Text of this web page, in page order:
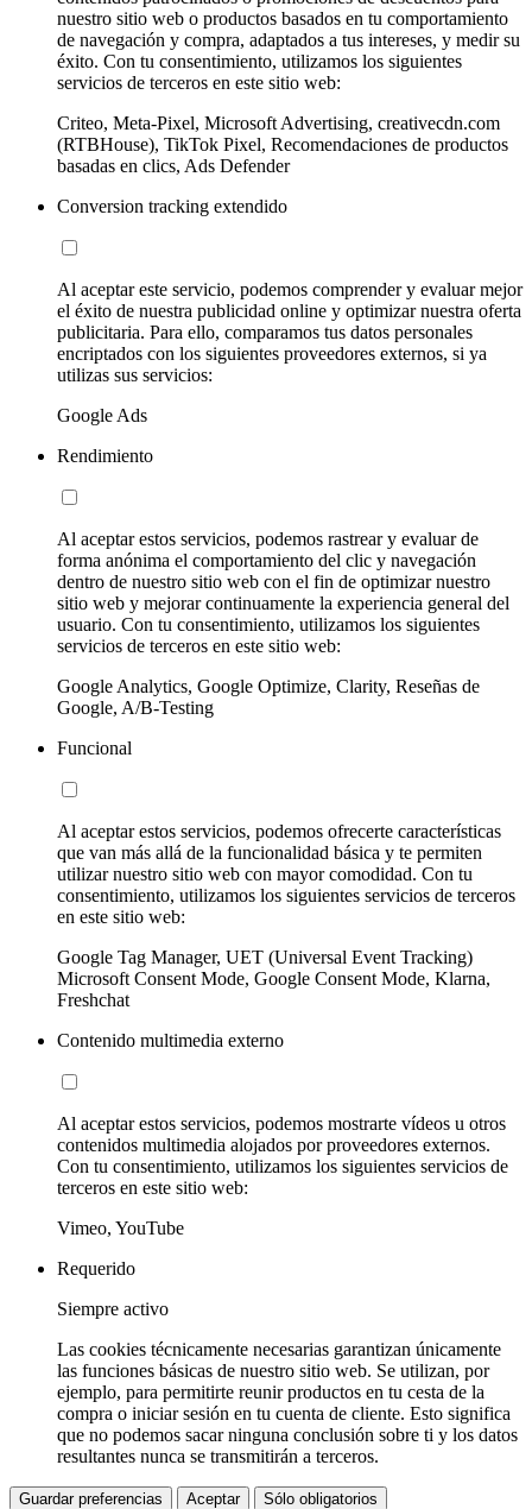
nuestro sitio web o productos basados en tu comportamiento
de navegación y compra, adaptados a tus intereses, y medir su
éxito. Con tu consentimiento, utilizamos los siguientes
servicios de terceros en este sitio web:
Criteo, Meta-Pixel, Microsoft Advertising, creativecdn.com
(RTBHouse), TikTok Pixel, Recomendaciones de productos
basadas en clics, Ads Defender
Conversion tracking extendido
Al aceptar este servicio, podemos comprender y evaluar mejor
el éxito de nuestra publicidad online y optimizar nuestra oferta
publicitaria. Para ello, comparamos tus datos personales
encriptados con los siguientes proveedores externos, si ya
utilizas sus servicios:
Google Ads
Rendimiento
Al aceptar estos servicios, podemos rastrear y evaluar de
forma anónima el comportamiento del clic y navegación
dentro de nuestro sitio web con el fin de optimizar nuestro
sitio web y mejorar continuamente la experiencia general del
usuario. Con tu consentimiento, utilizamos los siguientes
servicios de terceros en este sitio web:
Google Analytics, Google Optimize, Clarity, Reseñas de
Google, A/B-Testing
Funcional
Al aceptar estos servicios, podemos ofrecerte características
que van más allá de la funcionalidad básica y te permiten
utilizar nuestro sitio web con mayor comodidad. Con tu
consentimiento, utilizamos los siguientes servicios de terceros
en este sitio web:
Google Tag Manager, UET (Universal Event Tracking)
Microsoft Consent Mode, Google Consent Mode, Klarna,
Freshchat
Contenido multimedia externo
Al aceptar estos servicios, podemos mostrarte vídeos u otros
contenidos multimedia alojados por proveedores externos.
Con tu consentimiento, utilizamos los siguientes servicios de
terceros en este sitio web:
Vimeo, YouTube
Requerido
Siempre activo
Las cookies técnicamente necesarias garantizan únicamente
las funciones básicas de nuestro sitio web. Se utilizan, por
ejemplo, para permitirte reunir productos en tu cesta de la
compra o iniciar sesión en tu cuenta de cliente. Esto significa
que no podemos sacar ninguna conclusión sobre ti y los datos
resultantes nunca se transmitirán a terceros.
Guardar preferencias Aceptar Sólo obligatorios